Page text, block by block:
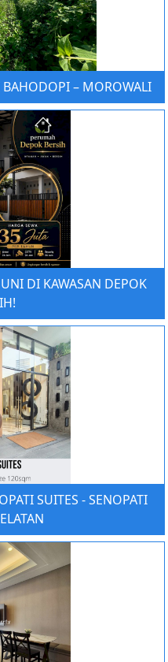
BAHODOPI – MOROWALI
DI KAWASAN DEPOK
SUITES - SENOPATI